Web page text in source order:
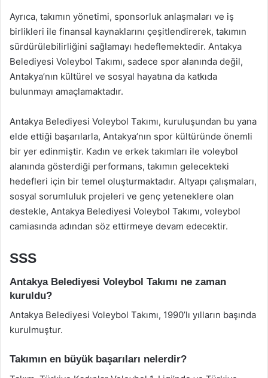
Ayrıca, takımın yönetimi, sponsorluk anlaşmaları ve iş
birlikleri ile finansal kaynaklarını çeşitlendirerek, takımın
sürdürülebilirliğini sağlamayı hedeflemektedir. Antakya
Belediyesi Voleybol Takımı, sadece spor alanında değil,
Antakya’nın kültürel ve sosyal hayatına da katkıda
bulunmayı amaçlamaktadır.
Antakya Belediyesi Voleybol Takımı, kuruluşundan bu yana
elde ettiği başarılarla, Antakya’nın spor kültüründe önemli
bir yer edinmiştir. Kadın ve erkek takımları ile voleybol
alanında gösterdiği performans, takımın gelecekteki
hedefleri için bir temel oluşturmaktadır. Altyapı çalışmaları,
sosyal sorumluluk projeleri ve genç yeteneklere olan
destekle, Antakya Belediyesi Voleybol Takımı, voleybol
camiasında adından söz ettirmeye devam edecektir.
SSS
Antakya Belediyesi Voleybol Takımı ne zaman
kuruldu?
Antakya Belediyesi Voleybol Takımı, 1990’lı yılların başında
kurulmuştur.
Takımın en büyük başarıları nelerdir?